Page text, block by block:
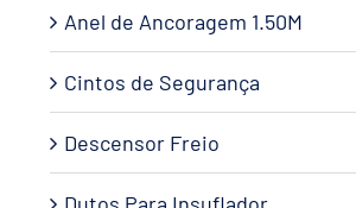
Anel de Ancoragem 1.50M
Cintos de Segurança
Descensor Freio